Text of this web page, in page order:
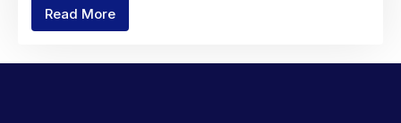
Read MoreІнтерактивний